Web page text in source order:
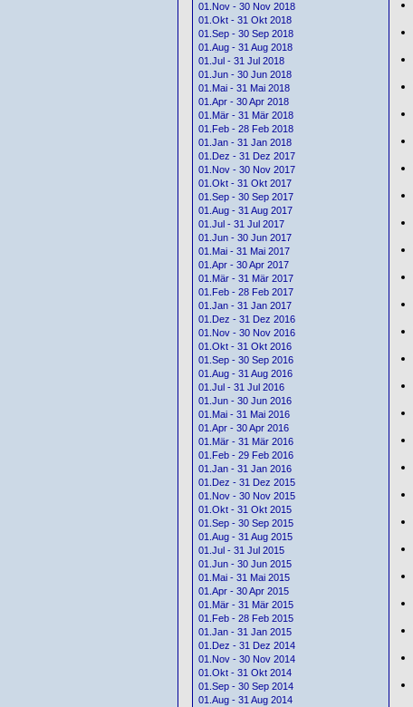
01.Nov - 30 Nov 2018
01.Okt - 31 Okt 2018
01.Sep - 30 Sep 2018
01.Aug - 31 Aug 2018
01.Jul - 31 Jul 2018
01.Jun - 30 Jun 2018
01.Mai - 31 Mai 2018
01.Apr - 30 Apr 2018
01.Mär - 31 Mär 2018
01.Feb - 28 Feb 2018
01.Jan - 31 Jan 2018
01.Dez - 31 Dez 2017
01.Nov - 30 Nov 2017
01.Okt - 31 Okt 2017
01.Sep - 30 Sep 2017
01.Aug - 31 Aug 2017
01.Jul - 31 Jul 2017
01.Jun - 30 Jun 2017
01.Mai - 31 Mai 2017
01.Apr - 30 Apr 2017
01.Mär - 31 Mär 2017
01.Feb - 28 Feb 2017
01.Jan - 31 Jan 2017
01.Dez - 31 Dez 2016
01.Nov - 30 Nov 2016
01.Okt - 31 Okt 2016
01.Sep - 30 Sep 2016
01.Aug - 31 Aug 2016
01.Jul - 31 Jul 2016
01.Jun - 30 Jun 2016
01.Mai - 31 Mai 2016
01.Apr - 30 Apr 2016
01.Mär - 31 Mär 2016
01.Feb - 29 Feb 2016
01.Jan - 31 Jan 2016
01.Dez - 31 Dez 2015
01.Nov - 30 Nov 2015
01.Okt - 31 Okt 2015
01.Sep - 30 Sep 2015
01.Aug - 31 Aug 2015
01.Jul - 31 Jul 2015
01.Jun - 30 Jun 2015
01.Mai - 31 Mai 2015
01.Apr - 30 Apr 2015
01.Mär - 31 Mär 2015
01.Feb - 28 Feb 2015
01.Jan - 31 Jan 2015
01.Dez - 31 Dez 2014
01.Nov - 30 Nov 2014
01.Okt - 31 Okt 2014
01.Sep - 30 Sep 2014
01.Aug - 31 Aug 2014